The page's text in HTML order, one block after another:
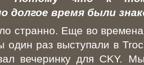
долгое время были
странно. Еще во
один раз выступали в
вечеринку для CKY.